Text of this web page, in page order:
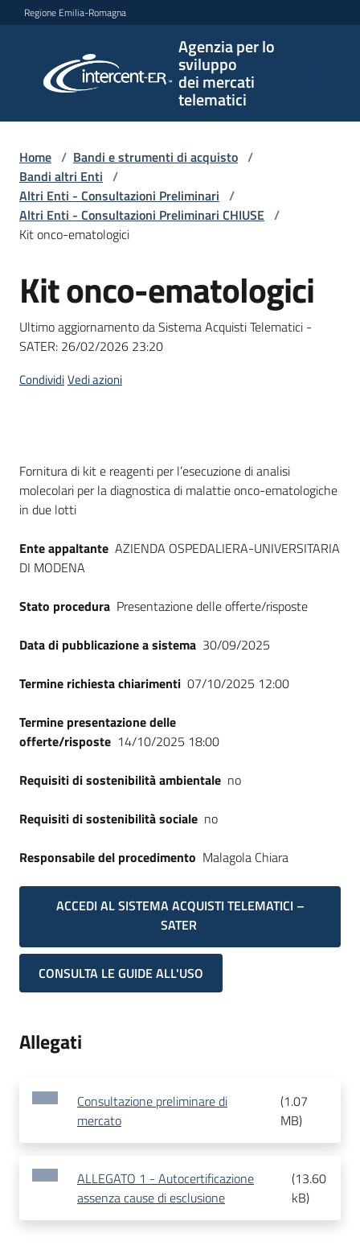
Vai al contenuto
Vai alla navigazione
Vai al footer
Regione Emilia-Romagna
Agenzia per lo
sviluppo
dei mercati
telematici
per lo
sviluppo
telematici
L'Agenzia
Bandi
strumenti
di
acquisto
Piattaforme
telematiche
English
Seguici
su
Home / Bandi e strumenti di acquisto /
Bandi altri Enti /
Altri Enti - Consultazioni Preliminari /
Altri Enti - Consultazioni Preliminari CHIUSE /
Kit onco-ematologici
Salta al contenuto
Kit onco-ematologici
Ultimo aggiornamento da Sistema Acquisti Telematici -
SATER: 26/02/2026 23:20
CondividiVedi azioni
Dati del bando
Fornitura di kit e reagenti per l’esecuzione di analisi
molecolari per la diagnostica di malattie onco-ematologiche
in due lotti
Ente appaltante AZIENDA OSPEDALIERA-UNIVERSITARIA
DI MODENA
Stato procedura Presentazione delle offerte/risposte
Data di pubblicazione a sistema 30/09/2025
Termine richiesta chiarimenti 07/10/2025 12:00
Termine presentazione delle
offerte/risposte 14/10/2025 18:00
Requisiti di sostenibilità ambientale no
Requisiti di sostenibilità sociale no
Responsabile del procedimento Malagola Chiara
ACCEDI AL SISTEMA ACQUISTI TELEMATICI –
SATER
CONSULTA LE GUIDE ALL'USO
Allegati
Consultazione preliminare di
mercato
(1.07
MB)
ALLEGATO 1 - Autocertificazione
assenza cause di esclusione
(13.60
kB)